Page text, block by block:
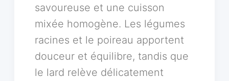
savoureuse et une cuisson
mixée homogène. Les légumes
racines et le poireau apportent
douceur et équilibre, tandis que
le lard relève délicatement